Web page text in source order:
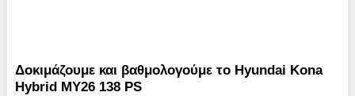
Δοκιμάζουμε και βαθμολογούμε το Hyundai Kona
Hybrid MY26 138 PS